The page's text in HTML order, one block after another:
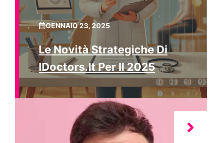
GENNAIO 23, 2025
Le Novità Strategiche Di
IDoctors.it Per Il 2025